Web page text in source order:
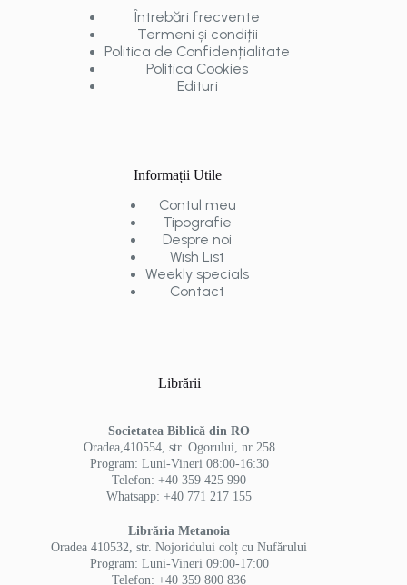
Întrebări frecvente
Termeni și condiții
Politica de Confidențialitate
Politica Cookies
Edituri
Informații Utile
Contul meu
Tipografie
Despre noi
Wish List
Weekly specials
Contact
Librării
Societatea Biblică din RO
Oradea,410554, str. Ogorului, nr 258
Program: Luni-Vineri 08:00-16:30
Telefon: +40 359 425 990
Whatsapp: +40 771 217 155
Librăria Metanoia
Oradea 410532, str. Nojoridului colț cu Nufărului
Program: Luni-Vineri 09:00-17:00
Telefon: +40 359 800 836